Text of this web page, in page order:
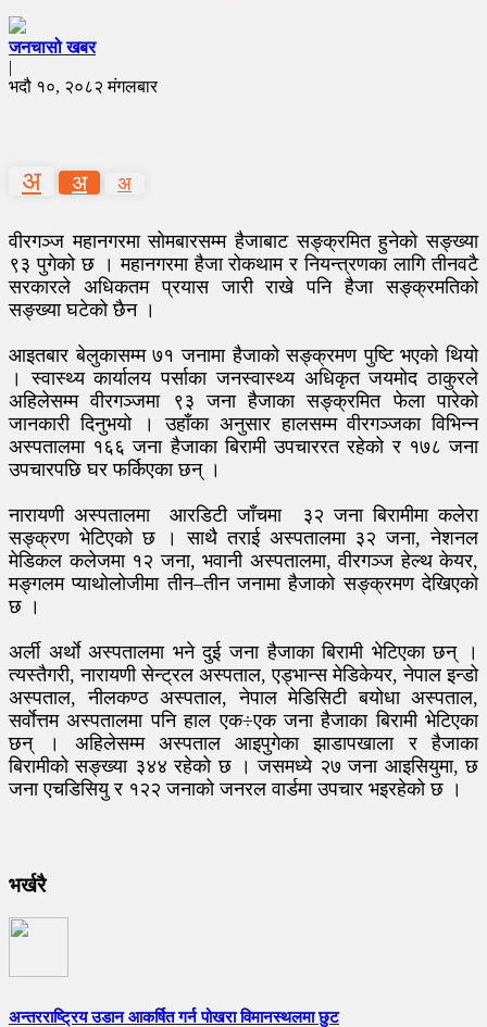
जनचासो खबर
|
भदौ १०, २०८२ मंगलबार
अ अ अ
वीरगञ्ज महानगरमा सोमबारसम्म हैजाबाट सङ्क्रमित हुनेको सङ्ख्या
९३ पुगेको छ । महानगरमा हैजा रोकथाम र नियन्त्रणका लागि तीनवटै
सरकारले अधिकतम प्रयास जारी राखे पनि हैजा सङ्क्रमतिको
सङ्ख्या घटेको छैन ।
आइतबार बेलुकासम्म ७१ जनामा हैजाको सङ्क्रमण पुष्टि भएको थियो
। स्वास्थ्य कार्यालय पर्साका जनस्वास्थ्य अधिकृत जयमोद ठाकुरले
अहिलेसम्म वीरगञ्जमा ९३ जना हैजाका सङ्क्रमित फेला पारेको
जानकारी दिनुभयो । उहाँका अनुसार हालसम्म वीरगञ्जका विभिन्न
अस्पतालमा १६६ जना हैजाका बिरामी उपचाररत रहेको र १७८ जना
उपचारपछि घर फर्किएका छन् ।
नारायणी अस्पतालमा आरडिटी जाँचमा ३२ जना बिरामीमा कलेरा
सङ्क्रण भेटिएको छ । साथै तराई अस्पतालमा ३२ जना, नेशनल
मेडिकल कलेजमा १२ जना, भवानी अस्पतालमा, वीरगञ्ज हेल्थ केयर,
मङ्गलम प्याथोलोजीमा तीन–तीन जनामा हैजाको सङ्क्रमण देखिएको
छ ।
अर्ली अर्थाे अस्पतालमा भने दुई जना हैजाका बिरामी भेटिएका छन् ।
त्यस्तैगरी, नारायणी सेन्ट्रल अस्पताल, एड्भान्स मेडिकेयर, नेपाल इन्डो
अस्पताल, नीलकण्ठ अस्पताल, नेपाल मेडिसिटी बयोधा अस्पताल,
सर्वाेत्तम अस्पतालमा पनि हाल एक÷एक जना हैजाका बिरामी भेटिएका
छन् । अहिलेसम्म अस्पताल आइपुगेका झाडापखाला र हैजाका
बिरामीको सङ्ख्या ३४४ रहेको छ । जसमध्ये २७ जना आइसियुमा, छ
जना एचडिसियु र १२२ जनाको जनरल वार्डमा उपचार भइरहेको छ ।
भर्खरै
अन्तरराष्ट्रिय उडान आकर्षित गर्न पोखरा विमानस्थलमा छुट